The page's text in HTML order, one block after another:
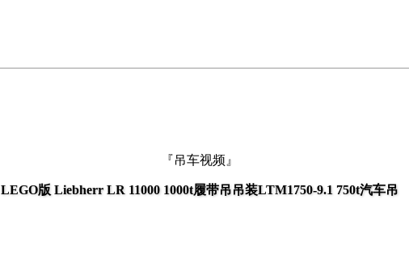
『吊车视频』
LEGO版 Liebherr LR 11000 1000t履带吊吊装LTM1750-9.1 750t汽车吊